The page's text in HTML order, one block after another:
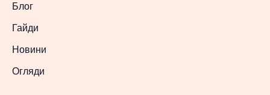
Блог
Гайди
Новини
Огляди